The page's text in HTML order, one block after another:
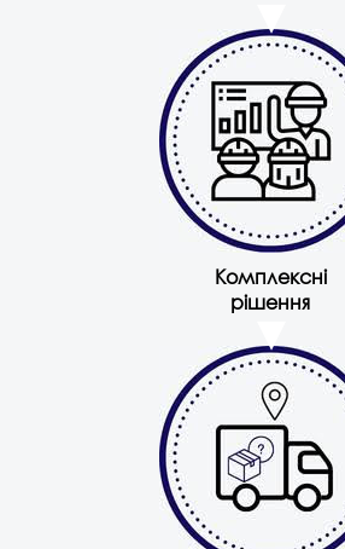
Комплексні
рішення